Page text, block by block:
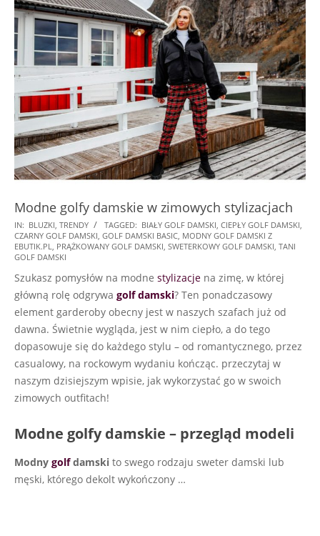
Modne golfy damskie w zimowych stylizacjach
2022-
01-
14
IN: BLUZKI TRENDY TAGGED: BIAŁY GOLF DAMSKI CIEPŁY GOLF DAMSKI
CZARNY GOLF DAMSKI GOLF DAMSKI BASIC MODNY GOLF DAMSKI Z
EBUTIK.PL
PRĄŻKOWANY GOLF DAMSKI SWETERKOWY GOLF DAMSKI TANI
GOLF DAMSKI
Szukasz pomysłów na modne stylizacje na zimę, w której
główną rolę odgrywa golf damski? Ten ponadczasowy
element garderoby obecny jest w naszych szafach już od
dawna. Świetnie wygląda, jest w nim ciepło, a do tego
dopasowuje się do każdego stylu – od romantycznego, przez
casualowy, na rockowym wydaniu kończąc. przeczytaj w
naszym dzisiejszym wpisie, jak wykorzystać go w swoich
zimowych outfitach!
Modne golfy damskie – przegląd modeli
Modny golfdamski to swego rodzaju sweter damski lub
męski, którego dekolt wykończony …